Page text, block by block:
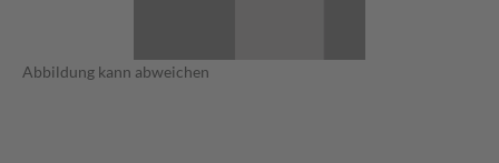
Abbildung kann abweichen